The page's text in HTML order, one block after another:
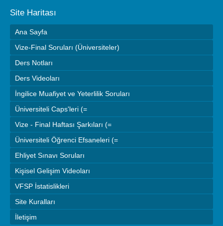
Site Haritası
Ana Sayfa
Vize-Final Soruları (Üniversiteler)
Ders Notları
Ders Videoları
İngilice Muafiyet ve Yeterlilik Soruları
Üniversiteli Caps'leri (=
Vize - Final Haftası Şarkıları (=
Üniversiteli Öğrenci Efsaneleri (=
Ehliyet Sınavı Soruları
Kişisel Gelişim Videoları
VFSP İstatislikleri
Site Kuralları
İletişim